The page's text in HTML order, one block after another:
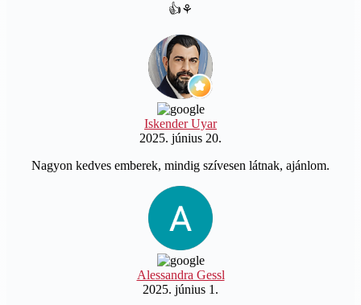
👍⚘️
Iskender Uyar
2025. június 20.
Nagyon kedves emberek, mindig szívesen látnak, ajánlom.
Alessandra Gessl
2025. június 1.